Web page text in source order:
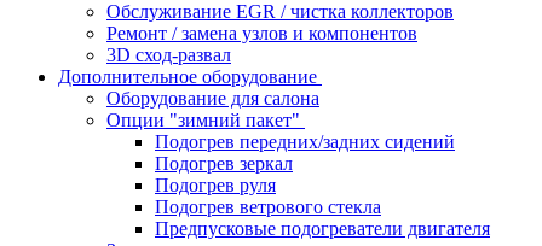
Обслуживание EGR / чистка коллекторов
Ремонт / замена узлов и компонентов
3D сход-развал
Дополнительное оборудование
Оборудование для салона
Опции "зимний пакет"
Подогрев передних/задних сидений
Подогрев зеркал
Подогрев руля
Подогрев ветрового стекла
Предпусковые подогреватели двигателя